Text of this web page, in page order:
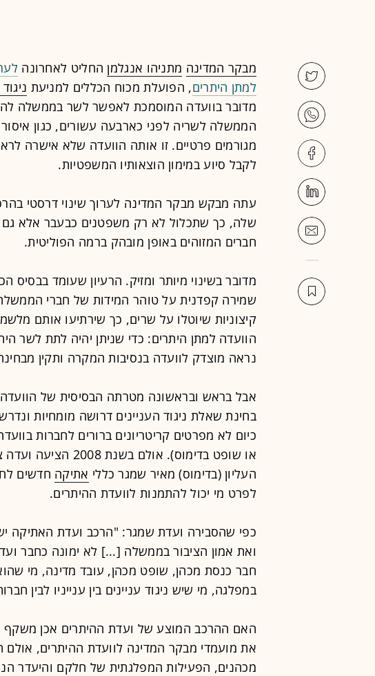
מבקר המדינה מתניהו אנגלמן החליט לאחרונה
למתן היתרים, הפועלת מכוח הכללים למניעת
מדובר בוועדה המוסמכת לאפשר לשר בממשלה
הממשלה לשריה לפני כארבעה עשורים, כגון
מגורמים פרטיים. זו אותה הוועדה שלא אישרה
לקבל סיוע במימון הוצאותיו המשפטיות.
עתה מבקש מבקר המדינה לערוך שינוי דרסטי
שלה, כך שתכלול לא רק משפטנים כבעבר אלא גם
חברים המזוהים באופן מובהק ברמה הפוליטית.
מדובר בשינוי מיותר ומזיק. הרעיון שעומד בבסיס
שמירה קפדנית על טוהר המידות של חברי
קיצוניות שיוטלו על שרים, כך שירתיעו אותם
הוועדה למתן היתרים: כדי שניתן יהיה לתת לשר
נראה מוצדק לוועדה בנסיבות המקרה ותקין
אבל בראש ובראשונה מטרתה הבסיסית של הוועדה
בחינת שאלת ניגוד העניינים דרושה מומחיות
כיום לא מפרטים קריטריונים ברורים לחברות
או שופט בדימוס).
העליון (בדימוס) מאיר שמגר כללי אתיקה חדשים
לפרט מי יכול להתמנות לוועדת ההיתרים.
כפי שהסבירה ועדת שמגר: "הרכב ועדת האתיקה
ואת אמון הציבור בממשלה [...] לא ימונה כחבר
חבר כנסת מכהן, שופט מכהן, עובד מדינה, מי
במפלגה, מי שיש ניגוד עניינים בין ענייניו לבין
האם ההרכב המוצע של ועדת ההיתרים אכן משקף
את מועמדי מבקר המדינה לוועדת ההיתרים,
מכהנים, הפעילות המפלגתית של חלקם והיעדר